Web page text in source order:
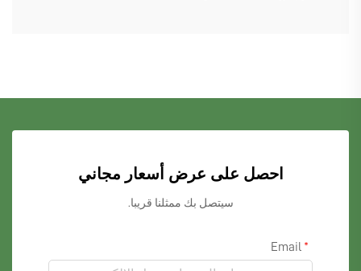
احصل على عرض أسعار مجاني
سيتصل بك ممثلنا قريبا.